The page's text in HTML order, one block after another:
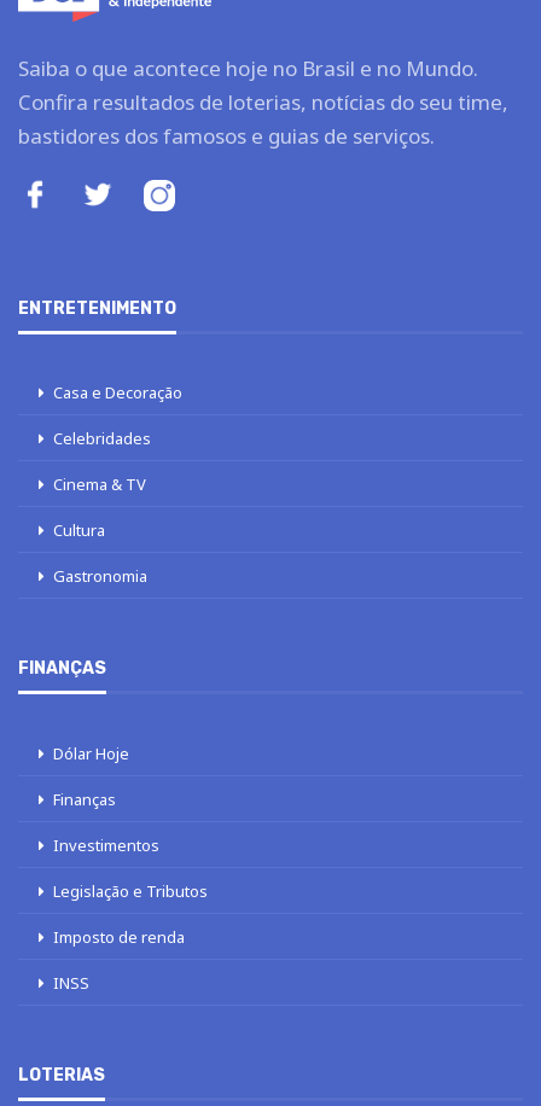
Saiba o que acontece hoje no Brasil e no Mundo.
Confira resultados de loterias, notícias do seu time,
bastidores dos famosos e guias de serviços.
ENTRETENIMENTO
Casa e Decoração
Celebridades
Cinema & TV
Cultura
Gastronomia
FINANÇAS
Dólar Hoje
Finanças
Investimentos
Legislação e Tributos
Imposto de renda
INSS
LOTERIAS